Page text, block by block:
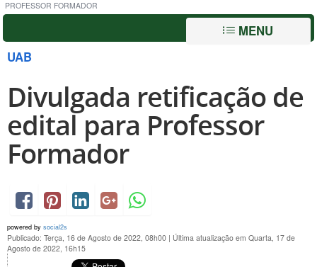
PROFESSOR FORMADOR
MENU
UAB
Divulgada retificação de
edital para Professor
Formador
powered by social2s
Publicado: Terça, 16 de Agosto de 2022, 08h00 | Última atualização em Quarta, 17 de
Agosto de 2022, 16h15